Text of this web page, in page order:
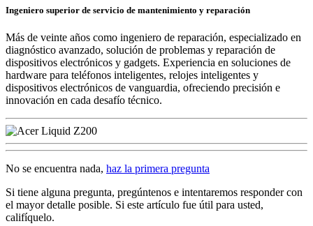
Ingeniero superior de servicio de mantenimiento y reparación
Más de veinte años como ingeniero de reparación, especializado en
diagnóstico avanzado, solución de problemas y reparación de
dispositivos electrónicos y gadgets. Experiencia en soluciones de
hardware para teléfonos inteligentes, relojes inteligentes y
dispositivos electrónicos de vanguardia, ofreciendo precisión e
innovación en cada desafío técnico.
No se encuentra nada, haz la primera pregunta
Si tiene alguna pregunta, pregúntenos e intentaremos responder con
el mayor detalle posible. Si este artículo fue útil para usted,
califíquelo.